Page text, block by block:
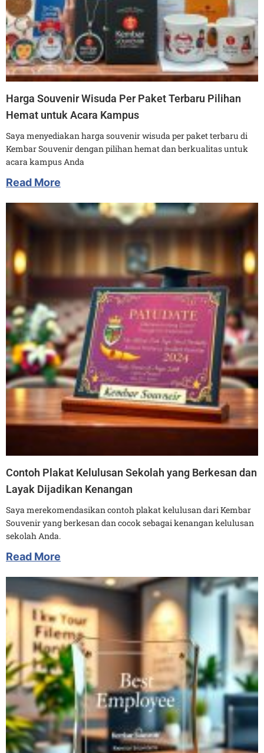
Harga Souvenir Wisuda Per Paket Terbaru Pilihan
Hemat untuk Acara Kampus
Saya menyediakan harga souvenir wisuda per paket terbaru di
Kembar Souvenir dengan pilihan hemat dan berkualitas untuk
acara kampus Anda
Read More
Contoh Plakat Kelulusan Sekolah yang Berkesan dan
Layak Dijadikan Kenangan
Saya merekomendasikan contoh plakat kelulusan dari Kembar
Souvenir yang berkesan dan cocok sebagai kenangan kelulusan
sekolah Anda.
Read More